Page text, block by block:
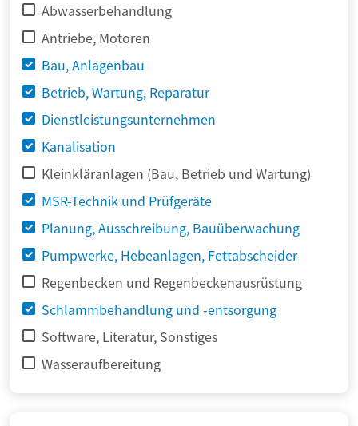
Abwasserbehandlung
Antriebe, Motoren
Bau, Anlagenbau
Betrieb, Wartung, Reparatur
Dienstleistungsunternehmen
Kanalisation
Kleinkläranlagen (Bau, Betrieb und Wartung)
MSR-Technik und Prüfgeräte
Planung, Ausschreibung, Bauüberwachung
Pumpwerke, Hebeanlagen, Fettabscheider
Regenbecken und Regenbeckenausrüstung
Schlammbehandlung und -entsorgung
Software, Literatur, Sonstiges
Wasseraufbereitung